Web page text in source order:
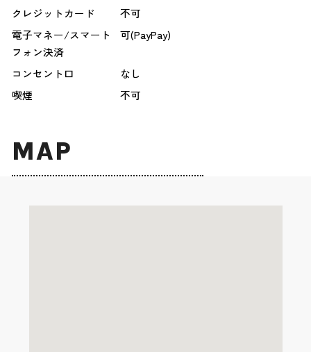
クレジットカード
不可
電子マネー/スマート
フォン決済
可(PayPay)
コンセント口
なし
喫煙
不可
MAP